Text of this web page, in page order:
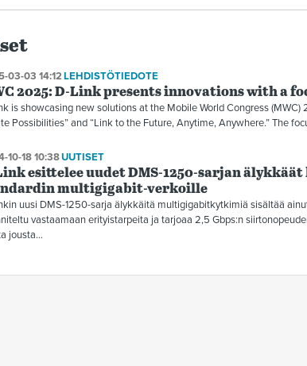
03-03 14:12LEHDISTÖTIEDOTE
2025: D-Link presents innovations with a
is showcasing new solutions at the Mobile World Congress
Possibilities” and “Link to the Future, Anytime, Anywhere.” The
10-18 10:38UUTISET
esittelee uudet DMS-1250-sarjan
multigigabit-verkoille
uusi DMS-1250-sarja älykkäitä multigigabitkytkimiä sisältää
vastaamaan erityistarpeita ja tarjoaa 2,5 Gbps:n
jousta...